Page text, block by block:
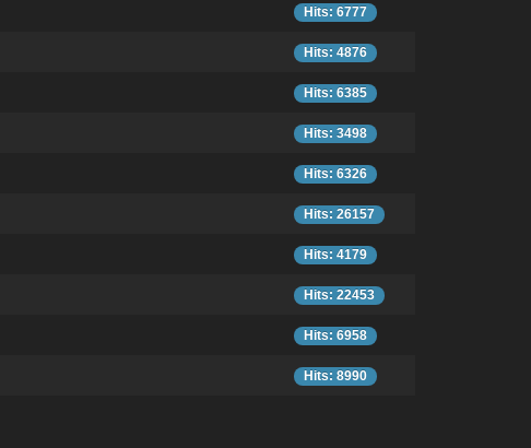
Hits: 6777
Hits: 4876
Hits: 6385
Hits: 3498
Hits: 6326
Hits: 26157
Hits: 4179
Hits: 22453
Hits: 6958
Hits: 8990